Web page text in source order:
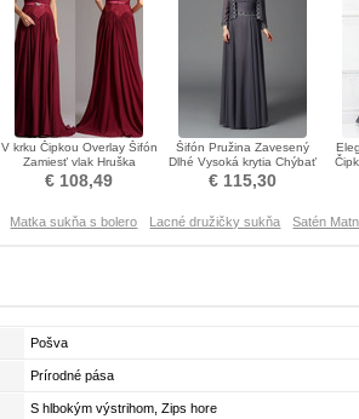
V krku Čipkou Overlay Šifón
Zamiesť vlak Hruška
Zavesený Matné šaty
€ 108,49
Šifón Pružina Zavesený
Dlhé Vysoká krytia Chýbať
Formálne Matné šaty
€ 115,30
Matka sukňa s bolero Lacné družičky sukňa Satén
Pošva
Prírodné pása
S hlbokým výstrihom, Zips hore